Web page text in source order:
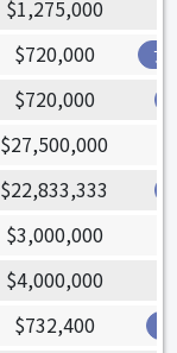
$1,275,000
$720,000 ア
$720,000
$27,500,000
$22,833,333
$3,000,000
$4,000,000
$732,400